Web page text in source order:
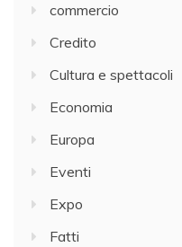
commercio
Credito
Cultura e spettacoli
Economia
Europa
Eventi
Expo
Fatti